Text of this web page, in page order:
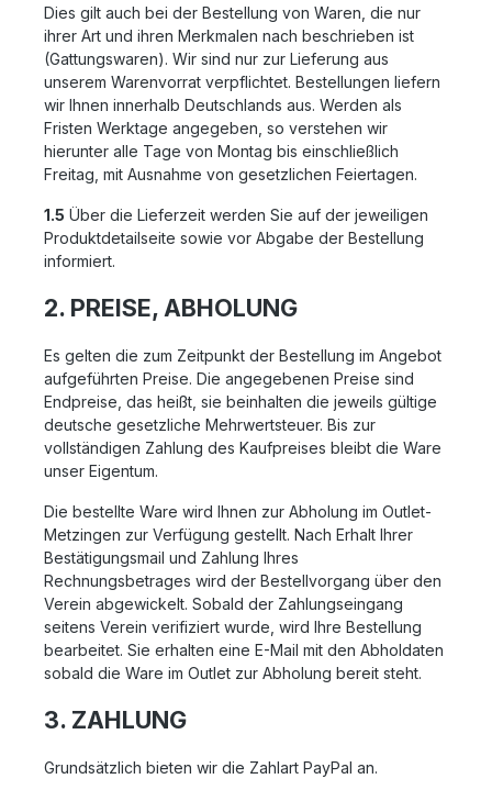
Dies gilt auch bei der Bestellung von Waren, die nur
ihrer Art und ihren Merkmalen nach beschrieben ist
(Gattungswaren). Wir sind nur zur Lieferung aus
unserem Warenvorrat verpflichtet. Bestellungen liefern
wir Ihnen innerhalb Deutschlands aus. Werden als
Fristen Werktage angegeben, so verstehen wir
hierunter alle Tage von Montag bis einschließlich
Freitag, mit Ausnahme von gesetzlichen Feiertagen.
1.5 Über die Lieferzeit werden Sie auf der jeweiligen
Produktdetailseite sowie vor Abgabe der Bestellung
informiert.
2. PREISE, ABHOLUNG
Es gelten die zum Zeitpunkt der Bestellung im Angebot
aufgeführten Preise. Die angegebenen Preise sind
Endpreise, das heißt, sie beinhalten die jeweils gültige
deutsche gesetzliche Mehrwertsteuer. Bis zur
vollständigen Zahlung des Kaufpreises bleibt die Ware
unser Eigentum.
Die bestellte Ware wird Ihnen zur Abholung im Outlet-
Metzingen zur Verfügung gestellt. Nach Erhalt Ihrer
Bestätigungsmail und Zahlung Ihres
Rechnungsbetrages wird der Bestellvorgang über den
Verein abgewickelt. Sobald der Zahlungseingang
seitens Verein verifiziert wurde, wird Ihre Bestellung
bearbeitet. Sie erhalten eine E-Mail mit den Abholdaten
sobald die Ware im Outlet zur Abholung bereit steht.
3. ZAHLUNG
Grundsätzlich bieten wir die Zahlart PayPal an.